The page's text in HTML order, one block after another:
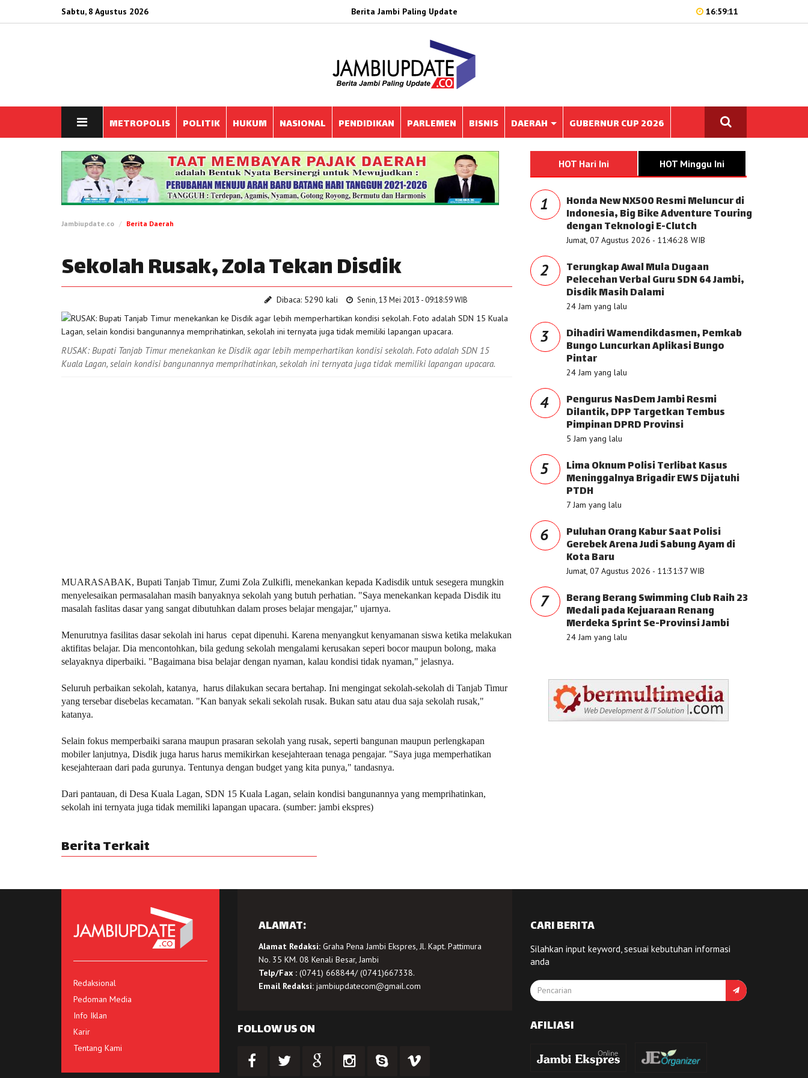
Sabtu, 8 Agustus 2026 Berita Jambi Paling Update 16:59:11
METROPOLIS POLITIK HUKUM NASIONAL PENDIDIKAN PARLEMEN BISNIS DAERAH GUBERNUR CUP 2026
Jambiupdate.co Berita Daerah
Sekolah Rusak, Zola Tekan Disdik
Dibaca: 5290 kali Senin, 13 Mei 2013 - 09:18:59 WIB
RUSAK: Bupati Tanjab Timur menekankan ke Disdik agar lebih memperhartikan kondisi sekolah. Foto adalah SDN 15
Kuala Lagan, selain kondisi bangunannya memprihatinkan, sekolah ini ternyata juga tidak memiliki lapangan upacara.
MUARASABAK, Bupati Tanjab Timur, Zumi Zola Zulkifli, menekankan kepada Kadisdik untuk sesegera mungkin
menyelesaikan permasalahan masih banyaknya sekolah yang butuh perhatian. "Saya menekankan kepada Disdik itu
masalah faslitas dasar yang sangat dibutuhkan dalam proses belajar mengajar," ujarnya.
Menurutnya fasilitas dasar sekolah ini harus cepat dipenuhi. Karena menyangkut kenyamanan siswa ketika melakukan
aktifitas belajar. Dia mencontohkan, bila gedung sekolah mengalami kerusakan seperi bocor maupun bolong, maka
selayaknya diperbaiki. "Bagaimana bisa belajar dengan nyaman, kalau kondisi tidak nyaman," jelasnya.
Seluruh perbaikan sekolah, katanya, harus dilakukan secara bertahap. Ini mengingat sekolah-sekolah di Tanjab Timur
yang tersebar disebelas kecamatan. "Kan banyak sekali sekolah rusak. Bukan satu atau dua saja sekolah rusak,"
katanya.
Selain fokus memperbaiki sarana maupun prasaran sekolah yang rusak, seperti bangunan maupun perlengkapan
mobiler lanjutnya, Disdik juga harus harus memikirkan kesejahteraan tenaga pengajar. "Saya juga memperhatikan
kesejahteraan dari pada gurunya. Tentunya dengan budget yang kita punya," tandasnya.
Dari pantauan, di Desa Kuala Lagan, SDN 15 Kuala Lagan, selain kondisi bangunannya yang memprihatinkan,
sekolah ini ternyata juga tidak memiliki lapangan upacara. (sumber: jambi ekspres)
Berita Terkait
HOT Hari Ini HOT Minggu Ini
1 Honda New NX500 Resmi Meluncur di
Indonesia, Big Bike Adventure Touring
dengan Teknologi E-Clutch
Jumat, 07 Agustus 2026 - 11:46:28 WIB
2 Terungkap Awal Mula Dugaan
Pelecehan Verbal Guru SDN 64 Jambi,
Disdik Masih Dalami
24 Jam yang lalu
3 Dihadiri Wamendikdasmen, Pemkab
Bungo Luncurkan Aplikasi Bungo
Pintar
24 Jam yang lalu
4 Pengurus NasDem Jambi Resmi
Dilantik, DPP Targetkan Tembus
Pimpinan DPRD Provinsi
5 Jam yang lalu
5 Lima Oknum Polisi Terlibat Kasus
Meninggalnya Brigadir EWS Dijatuhi
PTDH
7 Jam yang lalu
6 Puluhan Orang Kabur Saat Polisi
Gerebek Arena Judi Sabung Ayam di
Kota Baru
Jumat, 07 Agustus 2026 - 11:31:37 WIB
7 Berang Berang Swimming Club Raih 23
Medali pada Kejuaraan Renang
Merdeka Sprint Se-Provinsi Jambi
24 Jam yang lalu
Redaksional
Pedoman Media
Info Iklan
Karir
Tentang Kami
ALAMAT:
Alamat Redaksi:Graha Pena Jambi Ekspres, Jl. Kapt. Pattimura
No. 35 KM. 08 Kenali Besar, Jambi
Telp/Fax :(0741) 668844/ (0741)667338.
Email Redaksi: jambiupdatecom@gmail.com
FOLLOW US ON
CARI BERITA
Silahkan input keyword, sesuai kebutuhan informasi
anda
AFILIASI